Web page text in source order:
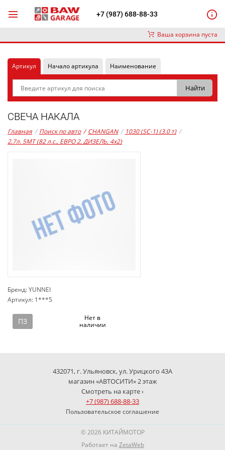
+7 (987) 688-88-33
Ваша корзина пуста
Артикул Начало артикула Наименование
СВЕЧА НАКАЛА
Главная / Поиск по авто / CHANGAN / 1030 (SC-1) (3.0 т) /
2,7л. 5MT (82 л.с., ЕВРО 2, ДИЗЕЛЬ, 4x2)
Бренд: YUNNEI
Артикул: 1***5
ПЗ
Нет в
наличии
432071, г. Ульяновск, ул. Урицкого 43А
магазин «АВТОСИТИ» 2 этаж
Смотреть на карте ›
+7 (987) 688-88-33
Пользовательское соглашение
© 2026 КИТАЙМОТОР
Работает на ZetaWeb